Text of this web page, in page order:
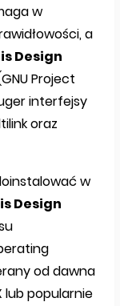
w
a
Design
Project
interfejsy
oraz
w
Design
od dawna
lub popularnie